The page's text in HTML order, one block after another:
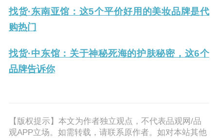
找货·东南亚馆：这5个平价好用的美妆品牌是代
购热门
找货·中东馆：关于神秘死海的护肤秘密，这6个
品牌告诉你
【版权提示】本文为作者独立观点，不代表品观网/品
观APP立场。如需转载，请联系原作者。如对本站其他